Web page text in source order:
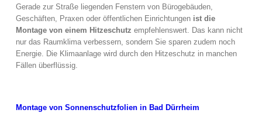
Gerade zur Straße liegenden Fenstern von Bürogebäuden,
Geschäften, Praxen oder öffentlichen Einrichtungen ist die
Montage von einem Hitzeschutzempfehlenswert. Das kann nicht
nur das Raumklima verbessern, sondern Sie sparen zudem noch
Energie. Die Klimaanlage wird durch den Hitzeschutz in manchen
Fällen überflüssig.
Montage von Sonnenschutzfolien in Bad Dürrheim